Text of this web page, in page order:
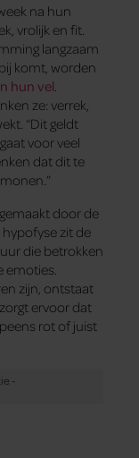
na hun
vrolijk en fit.
langzaam
komt, worden
hun vel
ze: verrek,
“Dit geldt
voor veel
dat dit te
door de
hypofyse zit de
die betrokken
emoties.
zijn, ontstaat
ervoor dat
rot of juist